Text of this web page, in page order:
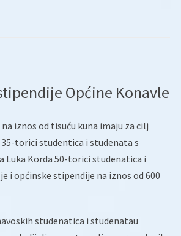
Općine Konavle
iznos od tisuću kuna imaju za cilj
torici studentica i studenata s
Luka Korda 50-torici studenatica i
i općinske stipendije na iznos od 600
studenatica i studenatau